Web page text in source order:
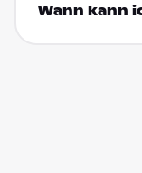
Wann kann